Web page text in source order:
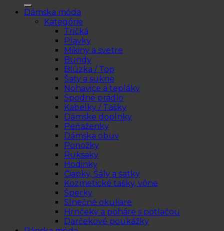
Dámska móda
Kategórie
Tričká
Plavky
Mikiny a svetre
Bundy
Blúzka / Top
Šaty a sukne
Nohavice a tepláky
Spodné prádlo
Kabelky / Tašky
Dámske doplnky
Peňaženky
Dámska obuv
Ponožky
Ruksaky
Hodinky
Čiapky, Šály a šatky
Kozmetické tašky, vône
Šperky
Slnečné okuliare
Hrnčeky a poháre s potlačou
Darčekové poukážky